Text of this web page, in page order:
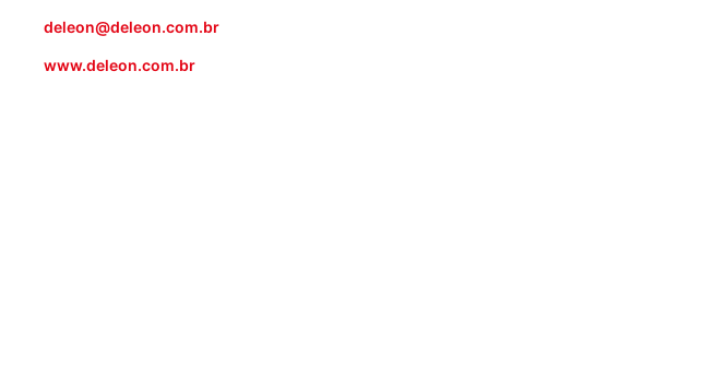
deleon@deleon.com.br
www.deleon.com.br